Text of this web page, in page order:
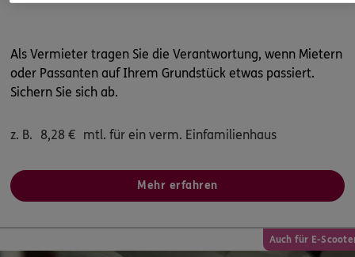
Als Vermieter tragen Sie die Verantwortung, wenn Mietern
oder Passanten auf Ihrem Grundstück etwas passiert.
Sichern Sie sich ab.
z. B. 8,28 € mtl. für ein verm. Einfamilienhaus
Mehr erfahren
Auch für E-